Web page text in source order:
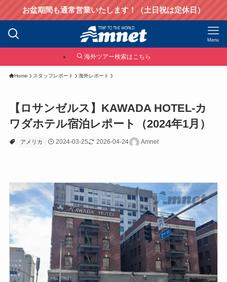
お盆期間も通常営業いたします！（土日祝は定休日）
Menu
海外ツアー検索はこちら
Home スタッフレポート 海外レポート
【ロサンゼルス】KAWADA HOTEL-カ
ワダホテル宿泊レポート（2024年1月）
アメリカ 2024-03-25 2026-04-24 Amnet